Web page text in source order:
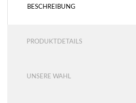
BESCHREIBUNG
PRODUKTDETAILS
UNSERE WAHL